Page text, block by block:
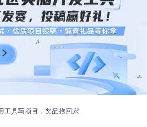
工具写项目，奖品抱回家